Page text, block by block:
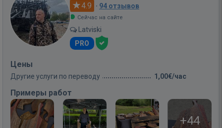
4.9 · 94 отзывов
Сейчас на сайте
Latviski
PRO
Цены
Другие услуги по переводу 1,00€/час
Примеры работ
+44